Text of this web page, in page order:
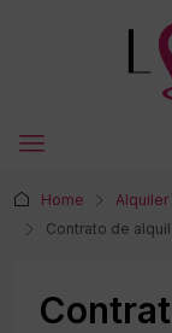
Home
Contrato de